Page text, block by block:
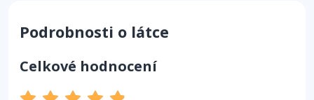
Podrobnosti o látce
Celkové hodnocení